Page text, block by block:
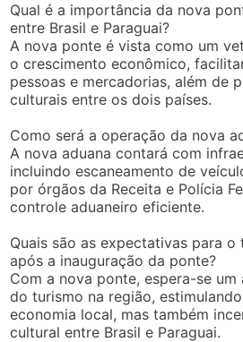
Qual é a importância da nova
entre Brasil e Paraguai?
A nova ponte é vista como um
o crescimento econômico,
pessoas e mercadorias, além de
culturais entre os dois países.
Como será a operação da nova
A nova aduana contará com
incluindo escaneamento de
por órgãos da Receita e Polícia
controle aduaneiro eficiente.
Quais são as expectativas para o
após a inauguração da ponte?
Com a nova ponte, espera-se
do turismo na região,
economia local, mas também
cultural entre Brasil e Paraguai.